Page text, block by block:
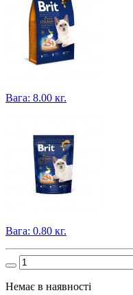
Вага: 8.00 кг.
Вага: 0.80 кг.
Немає в наявності